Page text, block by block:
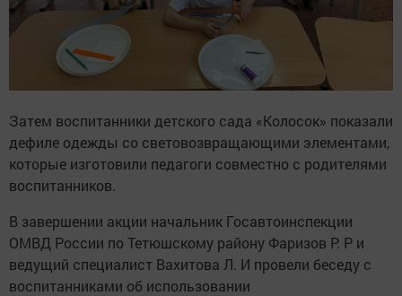
Затем воспитанники детского сада «Колосок» показали
дефиле одежды со световозвращающими элементами,
которые изготовили педагоги совместно с родителями
воспитанников.
В завершении акции начальник Госавтоинспекции
ОМВД России по Тетюшскому району Фаризов Р. Р и
ведущий специалист Вахитова Л. И провели беседу с
воспитанниками об использовании